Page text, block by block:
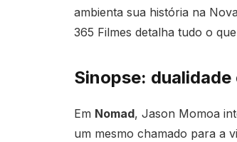
ambienta sua história na
365 Filmes detalha tudo o
Sinopse:
Em Nomad, Jason Momoa
um mesmo chamado para a